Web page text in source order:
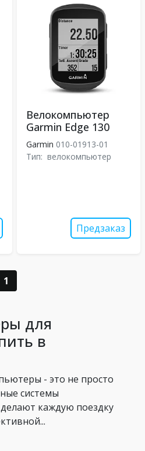
Велокомпьютер
Garmin Edge 130
Garmin 010-01913-01
Тип: велокомпьютер
Предзаказ
1
для
в
- это не просто
системы
каждую поездку